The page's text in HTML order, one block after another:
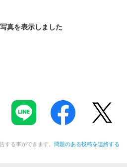
真を表示しました
する事ができます。 問題のある投稿を連絡する